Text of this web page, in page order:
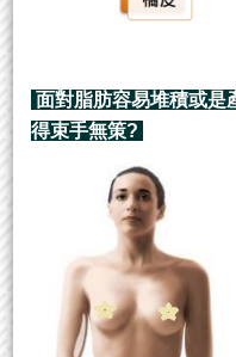
面對脂肪容易堆積或是
得束手無策?